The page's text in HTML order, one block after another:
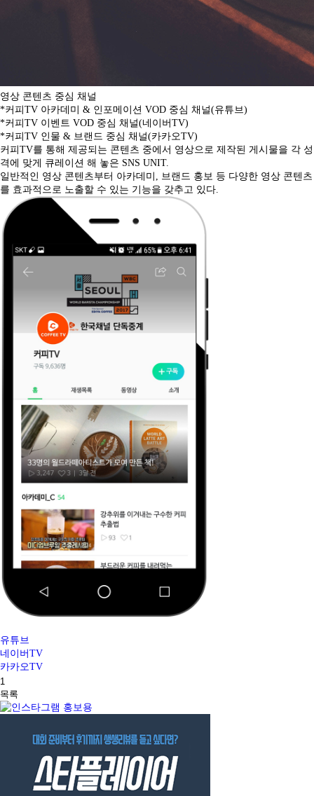
영상 콘텐츠 중심 채널
*커피TV 아카데미 & 인포메이션 VOD 중심 채널(유튜브)
*커피TV 이벤트 VOD 중심 채널(네이버TV)
*커피TV 인물 & 브랜드 중심 채널(카카오TV)
커피TV를 통해 제공되는 콘텐츠 중에서 영상으로 제작된 게시물을 각 성
격에 맞게 큐레이션 해 놓은 SNS UNIT.
일반적인 영상 콘텐츠부터 아카데미, 브랜드 홍보 등 다양한 영상 콘텐츠
를 효과적으로 노출할 수 있는 기능을 갖추고 있다.
유튜브
네이버TV
카카오TV
1
목록